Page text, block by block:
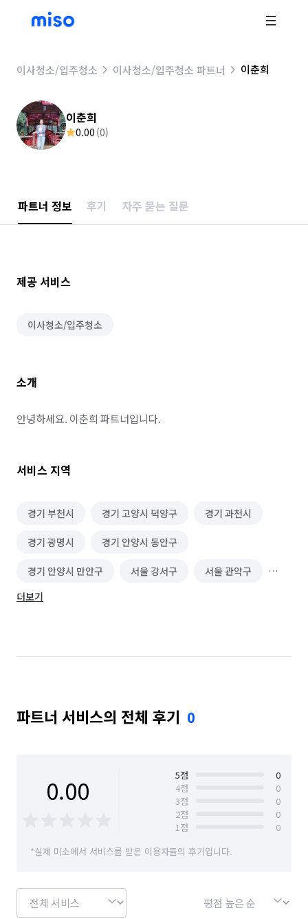
이사청소/입주청소 이사청소/입주청소 파트너 이춘희
이춘희
0.00 (0)
파트너 정보 후기 자주 묻는 질문
제공 서비스
이사청소/입주청소
소개
안녕하세요. 이춘희 파트너입니다.
서비스 지역
경기 부천시 경기 고양시 덕양구 경기 과천시
경기 광명시 경기 안양시 동안구
경기 안양시 만안구 서울 강서구 서울 관악구
서울 구로구
서울 양천구 서울 영등포구 서울 용산구
더보기
파트너 서비스의 전체 후기 0
0.00 5점
0
4점
0
3점
0
2점
0
1점
0
*실제 미소에서 서비스를 받은 이용자들의 후기입니다.